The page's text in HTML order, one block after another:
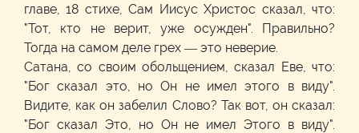
главе, 18 стихе, Сам Иисус Христос сказал, что:
"Тот, кто не верит, уже осужден". Правильно?
Тогда на самом деле грех — это неверие.
Сатана, со своим обольщением, сказал Еве, что:
"Бог сказал это, но Он не имел этого в виду".
Видите, как он забелил Слово? Так вот, он сказал:
"Бог сказал Это, но Он не имел Этого в виду".